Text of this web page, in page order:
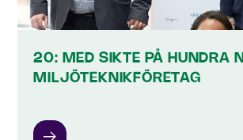
20: MED SIKTE PÅ HUNDRA
MILJÖTEKNIKFÖRETAG